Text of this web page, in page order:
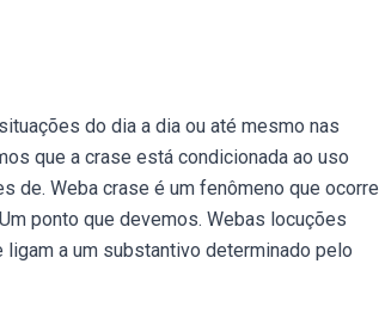
do dia a dia ou até mesmo nas
que a crase está condicionada ao uso
de. Weba crase é um fenômeno que ocorre
ponto que devemos. Webas locuções
ligam a um substantivo determinado pelo